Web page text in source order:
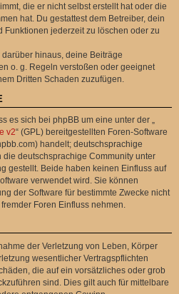
die er nicht selbst erstellt hat oder die
hat. Du gestattest dem Betreiber, dein
Funktionen jederzeit zu löschen oder zu
hinaus, deine Beiträge
o. g. Regeln verstoßen oder geeignet
Dritten Schaden zuzufügen.
es sich bei phpBB um eine unter der „
v2“ (GPL) bereitgestellten Foren-Software
handelt; deutschsprachige
die deutschsprachige Community unter
gestellt. Beide haben keinen Einfluss auf
verwendet wird. Sie können
der Software für bestimmte Zwecke nicht
Foren Einfluss nehmen.
der Verletzung von Leben, Körper
wesentlicher Vertragspflichten
die auf ein vorsätzliches oder grob
sind. Dies gilt auch für mittelbare